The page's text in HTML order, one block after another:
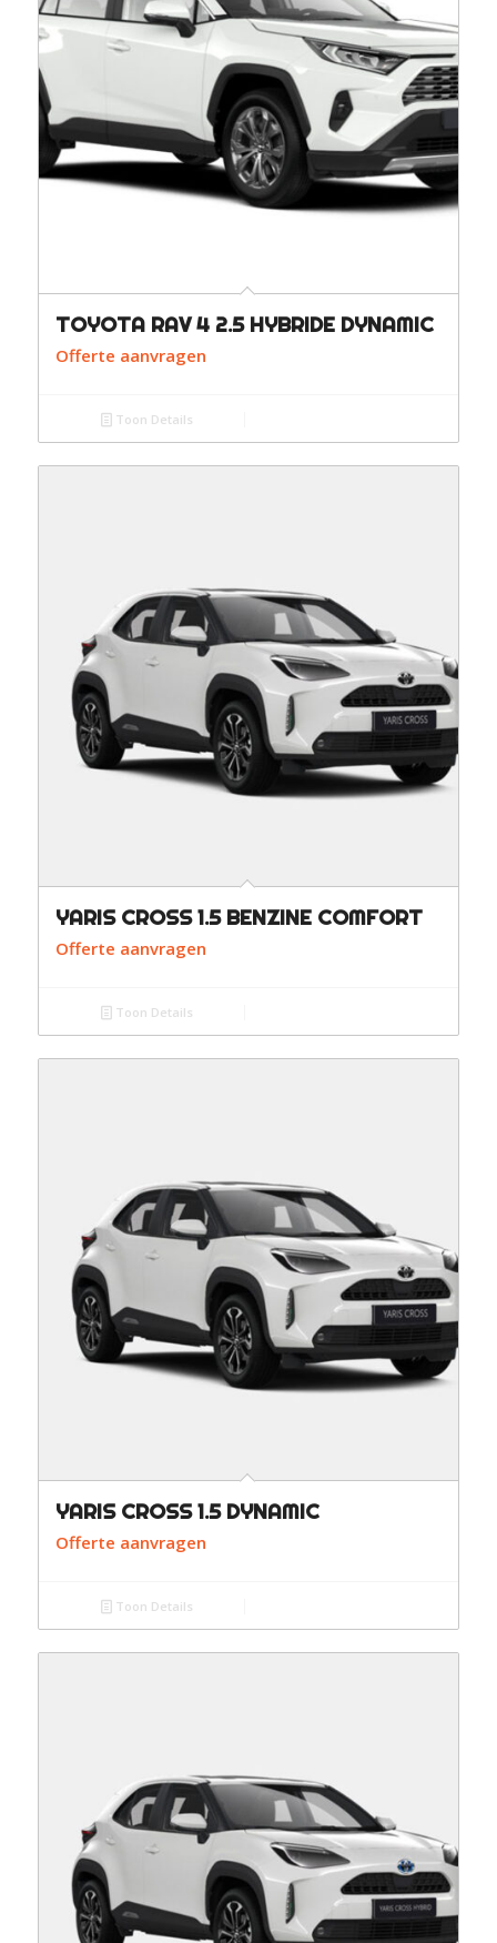
TOYOTA RAV 4 2.5 HYBRIDE DYNAMIC
Offerte aanvragen
Toon Details
YARIS CROSS 1.5 BENZINE COMFORT
Offerte aanvragen
Toon Details
YARIS CROSS 1.5 DYNAMIC
Offerte aanvragen
Toon Details